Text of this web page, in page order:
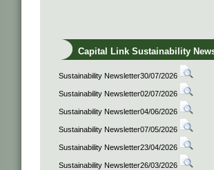
Capital Link Sustainability
Sustainability Newsletter30/07/2026
Sustainability Newsletter02/07/2026
Sustainability Newsletter04/06/2026
Sustainability Newsletter07/05/2026
Sustainability Newsletter23/04/2026
Sustainability Newsletter26/03/2026